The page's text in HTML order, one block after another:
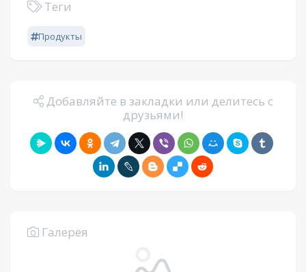
Теги
Продукты
Добавляйте в закладки или делитесь с
друзьями!
Галерея